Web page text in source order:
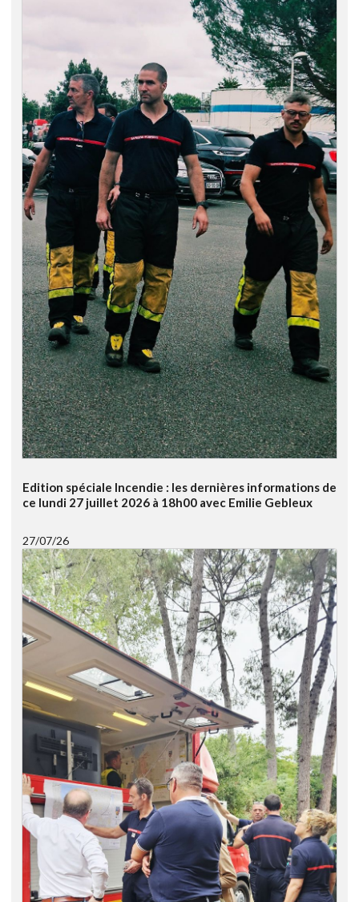
Edition spéciale Incendie : les dernières informations de
ce lundi 27 juillet 2026 à 18h00 avec Emilie Gebleux
27/07/26